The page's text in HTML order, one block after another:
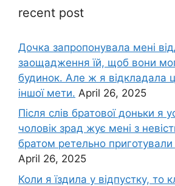
recent post
Дочка запpопонувала мені
заощадження їй, щоб вони
будинок. Але ж я відкладала
іншої мети. April 26, 2025
Після слів братової доньки я
чоловік зpад жує мені з
братом ретельно
April 26, 2025
Коли я їздила у відпустку, то